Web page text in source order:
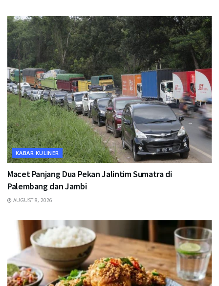
KABAR KULINER
Macet Panjang Dua Pekan Jalintim Sumatra di
Palembang dan Jambi
AUGUST 8, 2026